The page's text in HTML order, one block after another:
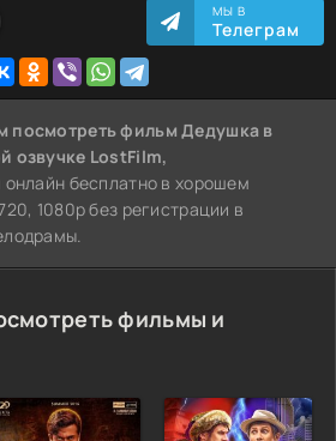
МЫ В
Телеграм
посмотреть фильм Дедушка в
озвучке LostFilm,
онлайн бесплатно в хорошем
1080p без регистрации в
фильмы и